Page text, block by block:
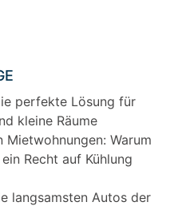
perfekte Lösung für
kleine Räume
Mietwohnungen: Warum
Recht auf Kühlung
langsamsten Autos der